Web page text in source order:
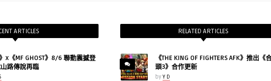
ARTICLES
x《MF GHOST》8/6 聯動震撼登
路傳說再臨
RELATED ARTICLES
《THE KING OF FIGHTERS AFK》推出《
頭3》合作更新
by Y D